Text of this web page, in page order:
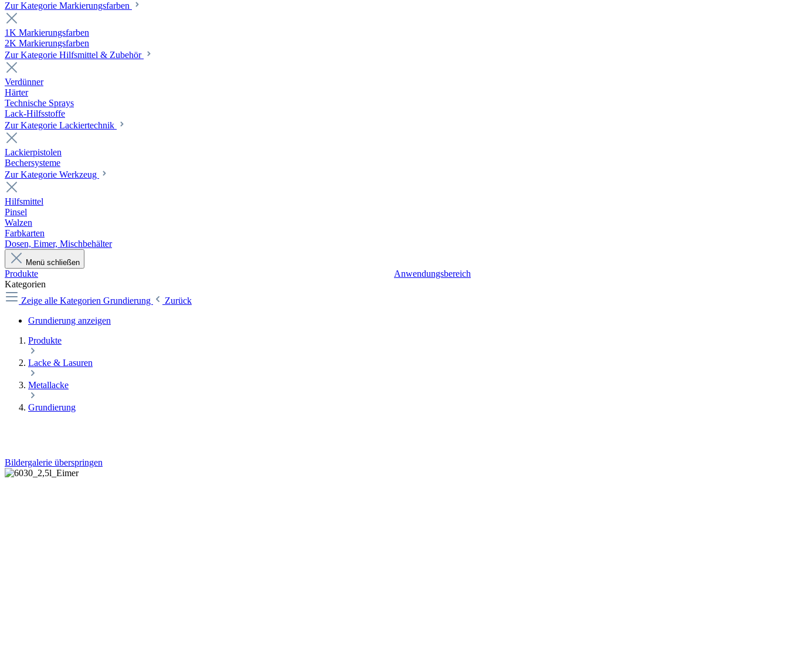
Zur Kategorie Markierungsfarben
1K Markierungsfarben
2K Markierungsfarben
Zur Kategorie Hilfsmittel & Zubehör
Verdünner
Härter
Technische Sprays
Lack-Hilfsstoffe
Zur Kategorie Lackiertechnik
Lackierpistolen
Bechersysteme
Zur Kategorie Werkzeug
Hilfsmittel
Pinsel
Walzen
Farbkarten
Dosen, Eimer, Mischbehälter
Menü schließen
Produkte
Anwendungsbereich
Kategorien
Zeige alle Kategorien Grundierung
Zurück
Grundierung anzeigen
Produkte
Lacke & Lasuren
Metallacke
Grundierung
Bildergalerie überspringen